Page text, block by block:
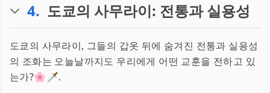
4. 도쿄의 사무라이: 전통과 실용성
도쿄의 사무라이, 그들의 갑옷 뒤에 숨겨진 전통과 실용성
의 조화는 오늘날까지도 우리에게 어떤 교훈을 전하고 있
는가?🌸🗡️.